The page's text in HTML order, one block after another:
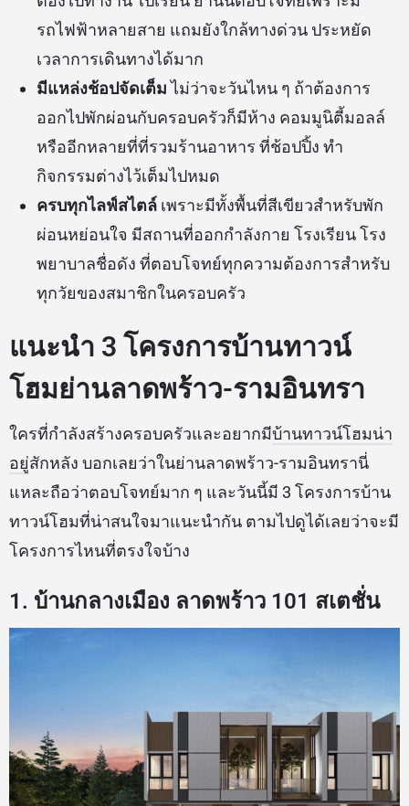
รถไฟฟ้าหลายสาย แถมยังใกล้ทางด่วน ประหยัด
เวลาการเดินทางได้มาก
มีแหล่งช้อปจัดเต็มไม่ว่าจะวันไหน ๆ ถ้าต้องการ
ออกไปพักผ่อนกับครอบครัวก็มีห้าง คอมมูนิตี้มอลล์
หรืออีกหลายที่ที่รวมร้านอาหาร ที่ช้อปปิ้ง ทำ
กิจกรรมต่างไว้เต็มไปหมด
ครบทุกไลฟ์สไตล์ เพราะมีทั้งพื้นที่สีเขียวสำหรับพัก
ผ่อนหย่อนใจ มีสถานที่ออกกำลังกาย โรงเรียน โรง
พยาบาลชื่อดัง ที่ตอบโจทย์ทุกความต้องการสำหรับ
ทุกวัยของสมาชิกในครอบครัว
แนะนำ 3 โครงการบ้านทาวน์
โฮมย่านลาดพร้าว-รามอินทรา
ใครที่กำลังสร้างครอบครัวและอยากมีบ้านทาวน์โฮมน่า
อยู่สักหลัง บอกเลยว่าในย่านลาดพร้าว-รามอินทรานี่
แหละถือว่าตอบโจทย์มาก ๆ และวันนี้มี 3 โครงการบ้าน
ทาวน์โฮมที่น่าสนใจมาแนะนำกัน ตามไปดูได้เลยว่าจะมี
โครงการไหนที่ตรงใจบ้าง
1. บ้านกลางเมือง ลาดพร้าว 101 สเตชั่น